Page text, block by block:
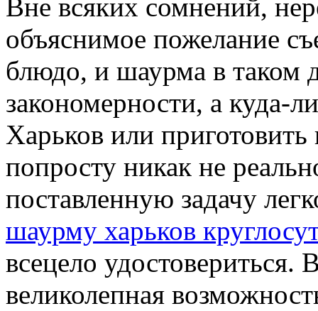
Внe всякиx сомнений,
объяснимое пожелание
блюдо, и шаурма в таком
закономерности, а куда-
Харьков или
попросту никак не
поставленную задачу
шаурму харьков
всецело удостовериться.
великолепная